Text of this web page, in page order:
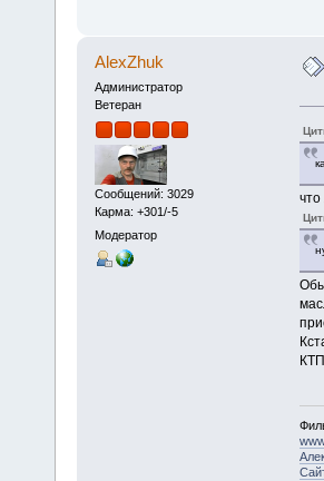
AlexZhuk
Администратор
Ветеран
Сообщений: 3029
Карма: +301/-5
Модератор